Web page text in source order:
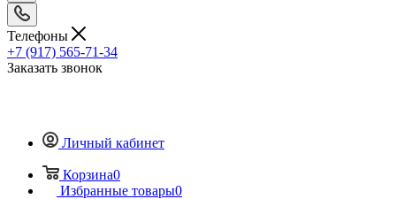
Телефоны
+7 (917) 565-71-34
Заказать звонок
Личный кабинет
Корзина0
Избранные товары0